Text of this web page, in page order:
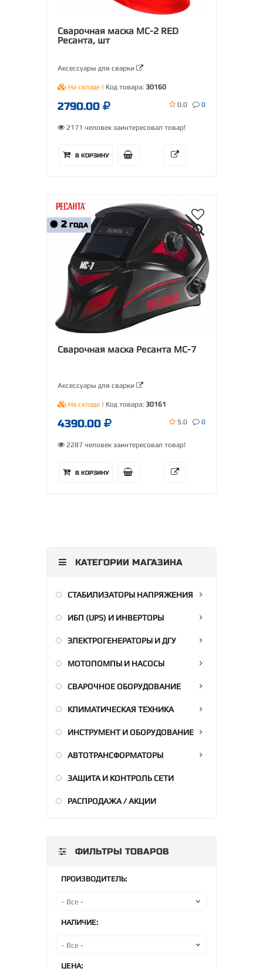
Сварочная маска МС-2 RED
Ресанта, шт
Аксессуары для сварки
На складе | Код товара: 30160
2790.00 0.0 0
2171 человек заинтересовал товар!
В КОРЗИНУ
2 ГОДА
Сварочная маска Ресанта МС-7
Аксессуары для сварки
На складе | Код товара: 30161
4390.00 5.0 0
2287 человек заинтересовал товар!
В КОРЗИНУ
КАТЕГОРИИ МАГАЗИНА
СТАБИЛИЗАТОРЫ НАПРЯЖЕНИЯ
ИБП (UPS) И ИНВЕРТОРЫ
ЭЛЕКТРОГЕНЕРАТОРЫ И ДГУ
МОТОПОМПЫ И НАСОСЫ
СВАРОЧНОЕ ОБОРУДОВАНИЕ
КЛИМАТИЧЕСКАЯ ТЕХНИКА
ИНСТРУМЕНТ И ОБОРУДОВАНИЕ
АВТОТРАНСФОРМАТОРЫ
ЗАЩИТА И КОНТРОЛЬ СЕТИ
РАСПРОДАЖА / АКЦИИ
ФИЛЬТРЫ ТОВАРОВ
ПРОИЗВОДИТЕЛЬ:
НАЛИЧИЕ:
ЦЕНА: